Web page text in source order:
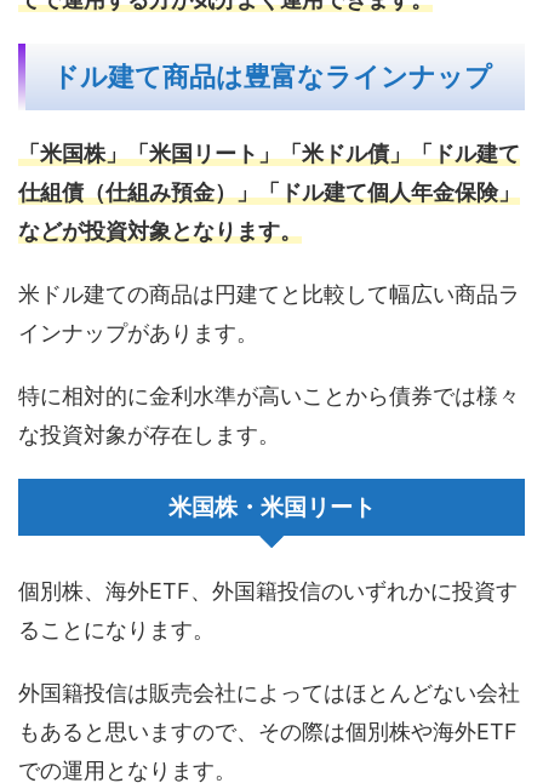
ドル建て商品は豊富なラインナップ
「米国株」「米国リート」「米ドル債」「ドル建て
仕組債（仕組み預金）」「ドル建て個人年金保険」
などが投資対象となります。
米ドル建ての商品は円建てと比較して幅広い商品ラ
インナップがあります。
特に相対的に金利水準が高いことから債券では様々
な投資対象が存在します。
米国株・米国リート
個別株、海外ETF、外国籍投信のいずれかに投資す
ることになります。
外国籍投信は販売会社によってはほとんどない会社
もあると思いますので、その際は個別株や海外ETF
での運用となります。